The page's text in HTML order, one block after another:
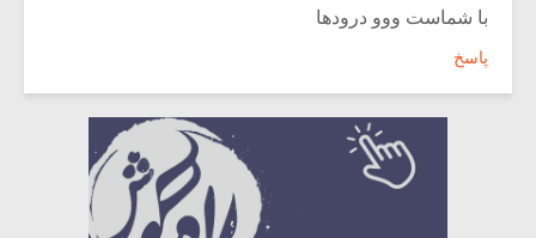
با شماست ووو درودها
پاسخ